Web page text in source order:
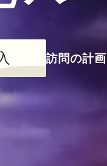
訪問の計画